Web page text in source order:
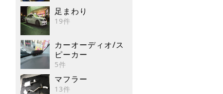
足まわり
19件
カーオーディオ/ス
ピーカー
5件
マフラー
13件